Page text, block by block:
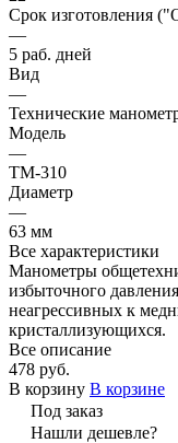
Срок изготовления
—
5 раб. дней
Вид
—
Технические
Модель
—
ТМ-310
Диаметр
—
63 мм
Все характеристики
Манометры
избыточного
неагрессивных к
кристаллизующихся.
Все описание
478 руб.
В корзину В корзине
Под заказ
Нашли дешевле?